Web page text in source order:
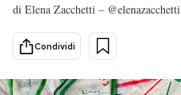
Economia
Sport
di Elena Zacchetti – @elenazacchetti
Condividi